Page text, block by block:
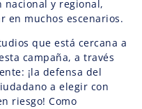
y regional,
en muchos escenarios.
que está cercana a
campaña, a través
¡la defensa del
a elegir con
riesgo! Como